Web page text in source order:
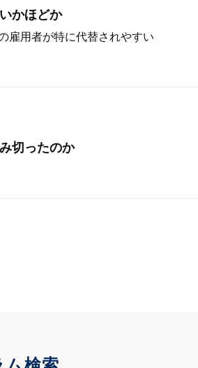
かほどか
雇用者が特に代替されやすい
切ったのか